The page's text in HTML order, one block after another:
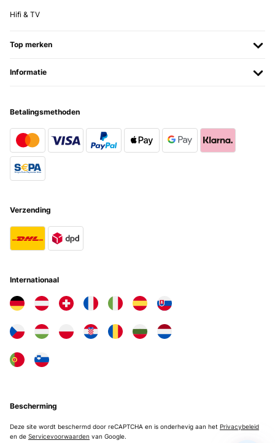
Hifi & TV
Top merken
Informatie
Betalingsmethoden
Verzending
Internationaal
Bescherming
Deze site wordt beschermd door reCAPTCHA en is onderhevig aan het Privacybeleid
en de Servicevoorwaarden van Google.